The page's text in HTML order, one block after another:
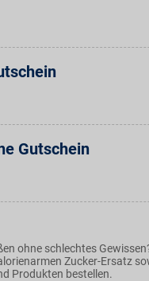
Gutschein
ohne schlechtes
Zucker-Ersatz
Produkten bestellen.